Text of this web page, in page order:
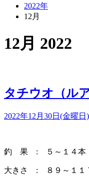
2022年
12月
12月 2022
タチウオ（ル
2022年12月30日(金曜日)
釣 果 : ５～１４本
大きさ : ８９～１１